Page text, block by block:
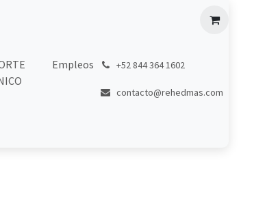
Empleos +52 844 364 1602
contacto@rehedmas.com